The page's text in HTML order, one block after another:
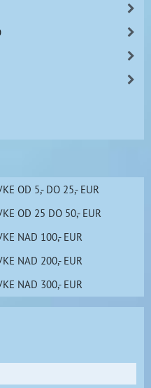
OD 5,- DO 25,- EUR
OD 25 DO 50,- EUR
NAD 100,- EUR
NAD 200,- EUR
NAD 300,- EUR